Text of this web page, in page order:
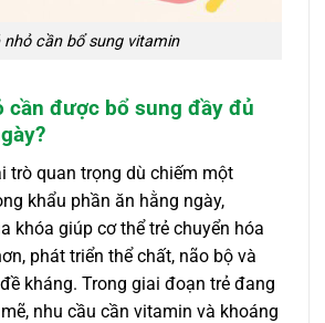
nhỏ cần bổ sung vitamin
cần được bổ sung đầy đủ
trò quan trọng dù chiếm một
khẩu phần ăn hằng ngày,
khóa giúp cơ thể trẻ chuyển hóa
phát triển thể chất, não bộ và
kháng. Trong giai đoạn trẻ đang
nhu cầu cần vitamin và khoáng